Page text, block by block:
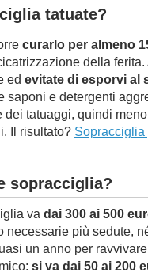
tatuate?
curarlo per almeno
della
ed evitate di esporvi al
saponi e detergenti
tatuaggi, quindi
Il risultato? Sopracciglia
sopracciglia?
va dai 300 ai 500
necessarie più sedute,
un anno per
si va dai 50 ai 200